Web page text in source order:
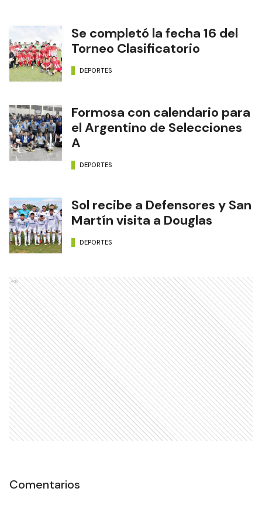
Se completó la fecha 16 del
Torneo Clasificatorio
DEPORTES
Formosa con calendario para
el Argentino de Selecciones
A
DEPORTES
Sol recibe a Defensores y San
Martín visita a Douglas
DEPORTES
Ads
Comentarios